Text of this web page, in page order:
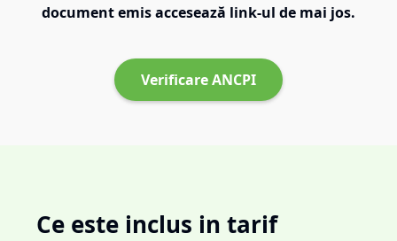
document emis accesează link-ul de mai jos.
Verificare ANCPI
Ce este inclus in tarif